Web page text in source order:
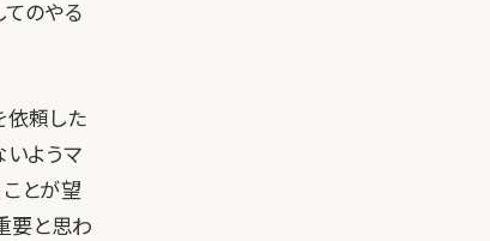
てのやる
依頼した
ようマ
とが望
要と思わ